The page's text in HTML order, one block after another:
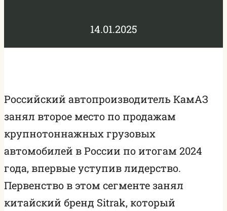
14.01.2025
Российский автопроизводитель КамАЗ
занял второе место по продажам
крупнотоннажных грузовых
автомобилей в России по итогам 2024
года, впервые уступив лидерство.
Первенство в этом сегменте занял
китайский бренд Sitrak, который